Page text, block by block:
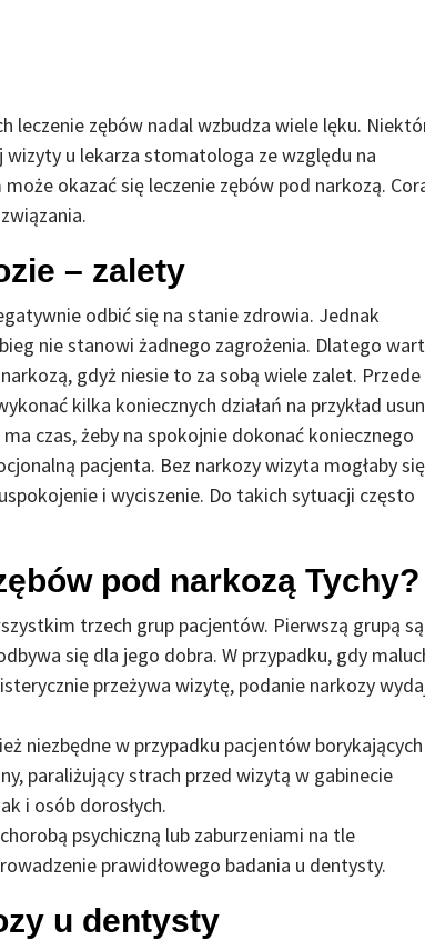
leczenie zębów nadal wzbudza wiele lęku.
u lekarza stomatologa ze względu na
okazać się leczenie zębów pod narkozą.
– zalety
odbić się na stanie zdrowia. Jednak
nie stanowi żadnego zagrożenia. Dlatego
gdyż niesie to za sobą wiele zalet. Przede
kilka koniecznych działań na przykład
czas, żeby na spokojnie dokonać koniecznego
pacjenta. Bez narkozy wizyta mogłaby się
i wyciszenie. Do takich sytuacji często
pod narkozą Tychy?
trzech grup pacjentów. Pierwszą grupą są
się dla jego dobra. W przypadku, gdy
przeżywa wizytę, podanie narkozy
niezbędne w przypadku pacjentów borykających
paraliżujący strach przed wizytą w gabinecie
i osób dorosłych.
psychiczną lub zaburzeniami na tle
prawidłowego badania u dentysty.
u dentysty